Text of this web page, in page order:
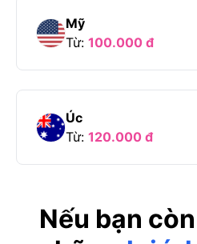
Mỹ
Từ: 100.000 đ
Úc
Từ: 120.000 đ
Nếu bạn